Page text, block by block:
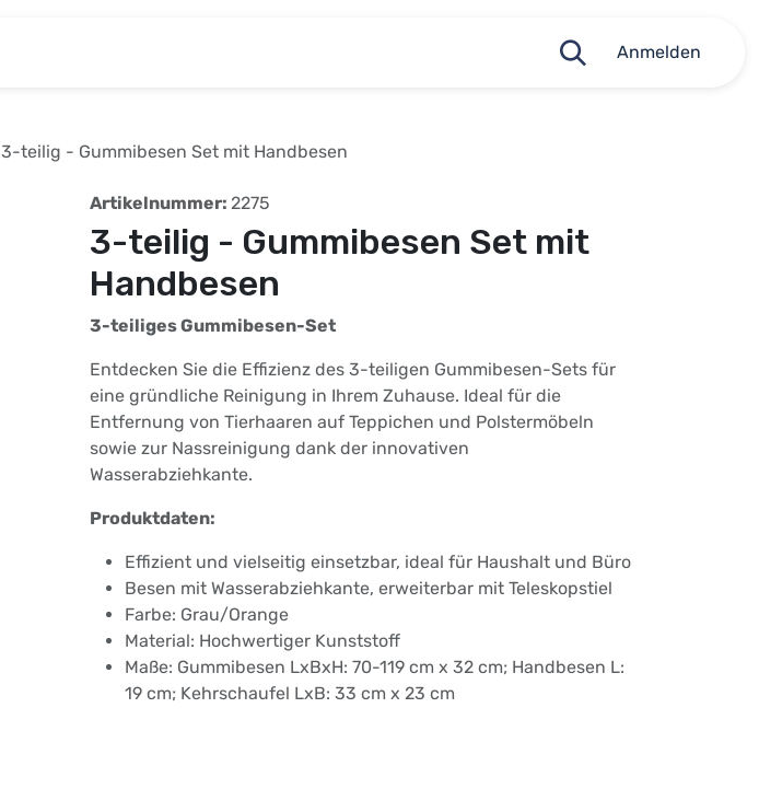
Anmelden
3-teilig - Gummibesen Set mit Handbesen
Artikelnummer: 2275
3-teilig - Gummibesen Set mit
Handbesen
3-teiliges Gummibesen-Set
Entdecken Sie die Effizienz des 3-teiligen Gummibesen-Sets für
eine gründliche Reinigung in Ihrem Zuhause. Ideal für die
Entfernung von Tierhaaren auf Teppichen und Polstermöbeln
sowie zur Nassreinigung dank der innovativen
Wasserabziehkante.
Produktdaten:
Effizient und vielseitig einsetzbar, ideal für Haushalt und Büro
Besen mit Wasserabziehkante, erweiterbar mit Teleskopstiel
Farbe: Grau/Orange
Material: Hochwertiger Kunststoff
Maße: Gummibesen LxBxH: 70-119 cm x 32 cm; Handbesen L:
19 cm; Kehrschaufel LxB: 33 cm x 23 cm